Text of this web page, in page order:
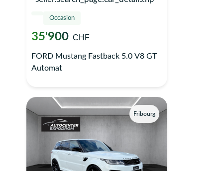
Occasion
35'900CHF
FORD Mustang Fastback 5.0 V8 GT
Automat
Fribourg